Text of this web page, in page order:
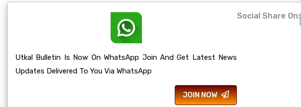
Utkal Bulletin Is Now On WhatsApp Join And Get Latest News
Updates Delivered To You Via WhatsApp
JOIN NOW
Social Share On: